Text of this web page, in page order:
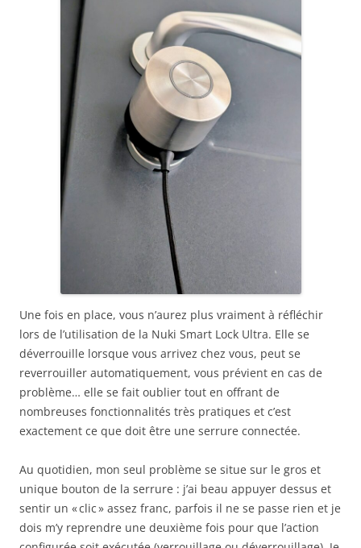
Une fois en place, vous n’aurez plus vraiment à réfléchir
lors de l’utilisation de la Nuki Smart Lock Ultra. Elle se
déverrouille lorsque vous arrivez chez vous, peut se
reverrouiller automatiquement, vous prévient en cas de
problème… elle se fait oublier tout en offrant de
nombreuses fonctionnalités très pratiques et c’est
exactement ce que doit être une serrure connectée.
Au quotidien, mon seul problème se situe sur le gros et
unique bouton de la serrure : j’ai beau appuyer dessus et
sentir un « clic » assez franc, parfois il ne se passe rien et je
dois m’y reprendre une deuxième fois pour que l’action